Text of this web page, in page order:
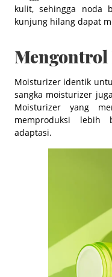
kulit, sehingga noda
kunjung hilang dapat
Mengontrol
Moisturizer identik
sangka moisturizer
Moisturizer yang
memproduksi lebih
adaptasi.